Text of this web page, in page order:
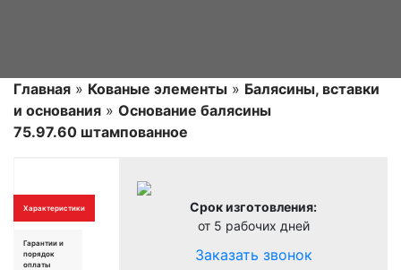
Главная » Кованые элементы » Балясины, вставки
и основания » Основание балясины
75.97.60 штампованное
Срок изготовления:
от 5 рабочих дней
Заказать звонок
Характеристики
Гарантии и
порядок
оплаты